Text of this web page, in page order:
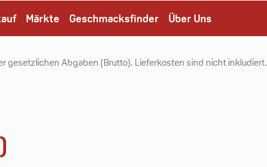
Märkte Geschmacksfinder Über Uns
gesetzlichen Abgaben (Brutto). Lieferkosten sind nicht inkludiert.